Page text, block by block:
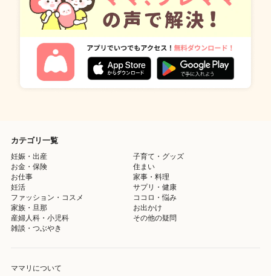
カテゴリ一覧
妊娠・出産
子育て・グッズ
お金・保険
住まい
お仕事
家事・料理
妊活
サプリ・健康
ファッション・コスメ
ココロ・悩み
家族・旦那
お出かけ
産婦人科・小児科
その他の疑問
雑談・つぶやき
ママリについて